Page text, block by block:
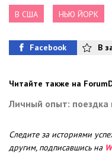
В США НЬЮ ЙОРК
Facebook В
Читайте также на
Личный опыт: поездка
Следите за историями
другим, подписавшись на